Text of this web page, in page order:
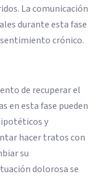
La comunicación
durante esta fase
crónico.
de recuperar el
en esta fase pueden
y
hacer tratos con
su
dolorosa se